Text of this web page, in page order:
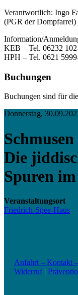
Verantwortlich: Ingo
(PGR der
Information/
KEB – Tel. 06232
HPH – Tel. 0621
Buchungen
Buchungen sind für
Donnerstag,
Die
Spuren
Veranstaltungsort
Friedrich-Spee-Haus
Anfahrt – Kontakt
Widerruf|